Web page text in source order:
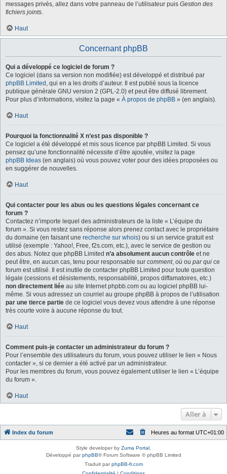
messages privés, allez dans votre panneau de l’utilisateur puis Gestion des
fichiers joints.
Haut
Concernant phpBB
Qui a développé ce logiciel de forum ?
Ce logiciel (dans sa version non modifiée) est développé et distribué par
phpBB Limited , qui en a les droits d’auteur. Il est publié sous la licence
publique générale GNU version 2 (GPL-2.0) et peut être diffusé librement.
Pour plus d’informations, visitez la page « À propos de phpBB » (en anglais).
Haut
Pourquoi la fonctionnalité X n’est pas disponible ?
Ce logiciel a été développé et mis sous licence par phpBB Limited. Si vous
pensez qu’une fonctionnalité nécessite d’être ajoutée, visitez la page
phpBB Ideas (en anglais) où vous pouvez voter pour des idées proposées ou
en suggérer de nouvelles.
Haut
Qui contacter pour les abus ou les questions légales concernant ce
forum ?
Contactez n’importe lequel des administrateurs de la liste « L’équipe du
forum ». Si vous restez sans réponse alors prenez contact avec le propriétaire
du domaine (en faisant une recherche sur whois) ou si un service gratuit est
utilisé (exemple : Yahoo!, Free, f2s.com, etc.), avec le service de gestion ou
des abus. Notez que phpBB Limited n’a absolument aucun contrôle et ne
peut être, en aucun cas, tenu pour responsable sur comment, où ou par qui ce
forum est utilisé. Il est inutile de contacter phpBB Limited pour toute question
légale (cessions et désistements, responsabilité, propos diffamatoires, etc.)
non directement liée au site Internet phpbb.com ou au logiciel phpBB lui-
même. Si vous adressez un courriel au groupe phpBB à propos de l’utilisation
par une tierce partie de ce logiciel vous devez vous attendre à une réponse
très courte voire à aucune réponse du tout.
Haut
Comment puis-je contacter un administrateur du forum ?
Pour l’ensemble des utilisateurs du forum, vous pouvez utiliser le lien « Nous
contacter », si ce dernier a été activé par un administrateur.
Pour les membres du forum, vous pouvez également utiliser le lien « L’équipe
du forum ».
Haut
Aller à
Index du forum Heures au format UTC+01:00
Style developer by Zuma Portal
Développé parphpBB® Forum Software © phpBB Limited
Traduit parphpBB-fr.com